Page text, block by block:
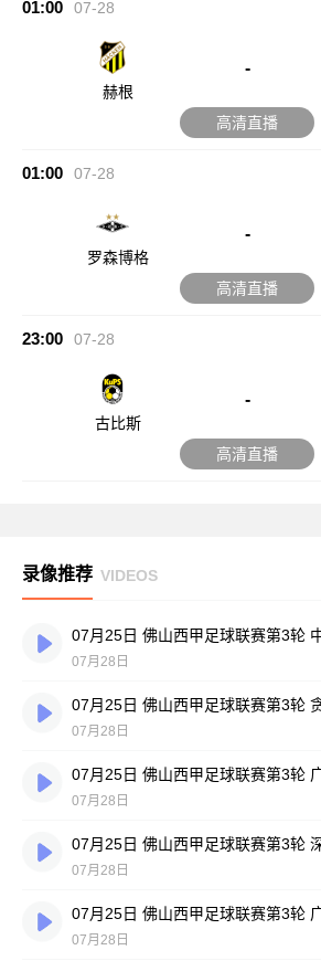
01:00 07-28
赫根
-
高清直播
01:00 07-28
罗森博格
-
高清直播
23:00 07-28
古比斯
-
高清直播
录像推荐 VIDEOS
07月28日
07月28日
07月28日
07月28日
07月28日